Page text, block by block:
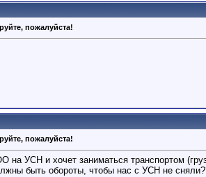
пожалуйста!
пожалуйста!
на УСН и хочет заниматься транспортом
быть обороты, чтобы нас с УСН не